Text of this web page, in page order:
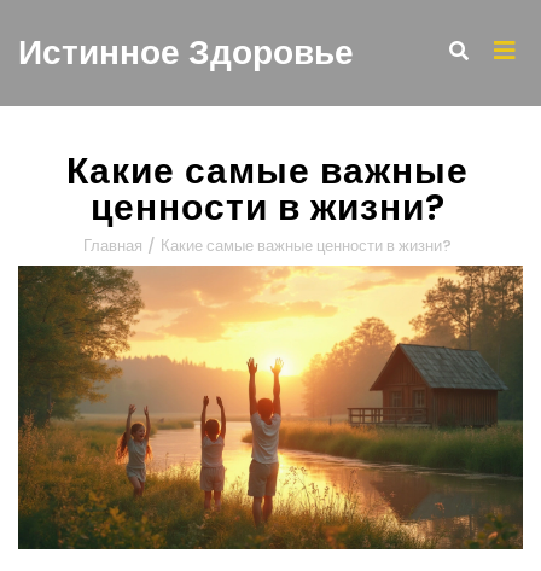
Истинное Здоровье
Какие самые важные
ценности в жизни?
Главная / Какие самые важные ценности в жизни?